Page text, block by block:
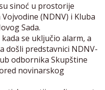
sinoć u prostorije
(NDNV) i Kluba
Sada.
se uključio alarm, a
došli predstavnici NDNV-
odbornika Skupštine
novinarskog